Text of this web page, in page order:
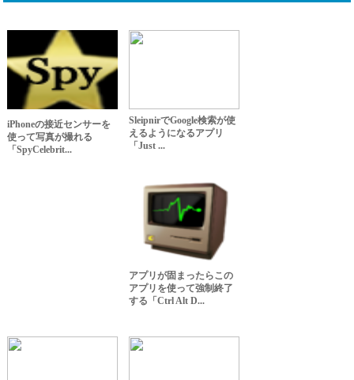
iPhoneの接近センサーを
使って写真が撮れる
「SpyCelebrit...
SleipnirでGoogle検索が使
えるようになるアプリ
「Just ...
アプリが固まったらこの
アプリを使って強制終了
する「Ctrl Alt D...